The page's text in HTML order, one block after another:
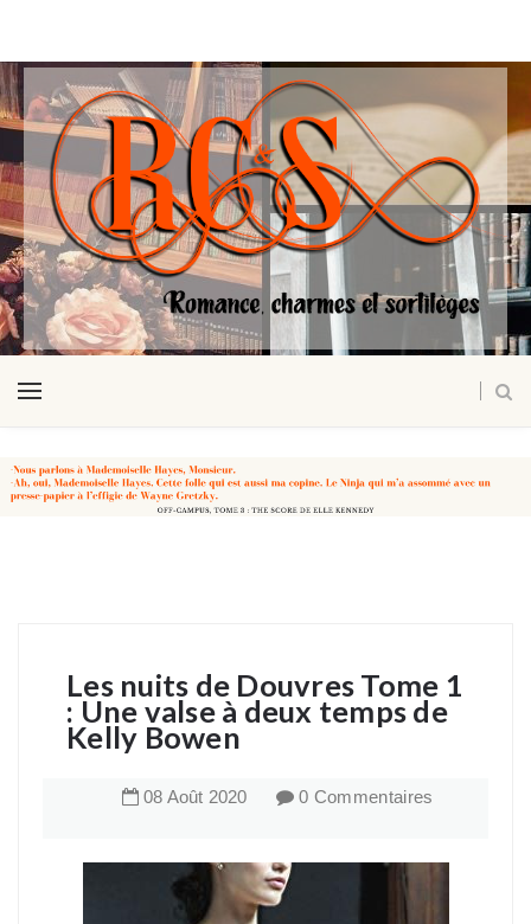
Les nuits de Douvres Tome 1
: Une valse à deux temps de
Kelly Bowen
08 Août 2020 0 Commentaires